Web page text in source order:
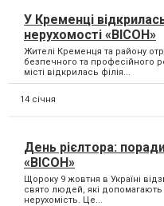
У Кременці
нерухомості «ВІСОН»
Жителі Кременця та району
безпечного та професійного
місті відкрилась філія...
14 січня
День рієлтора:
«ВІСОН»
Щороку 9 жовтня в Україні
свято людей, які допомагають
нерухомість. Це...